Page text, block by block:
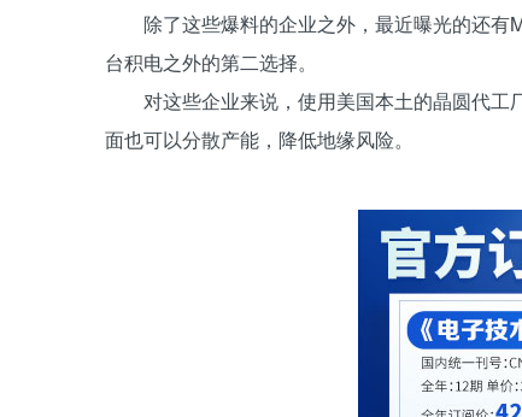
除了这些爆料的企业之外，最近曝光的还
台积电之外的第二选择。
对这些企业来说，使用美国本土的晶圆代
面也可以分散产能，降低地缘风险。